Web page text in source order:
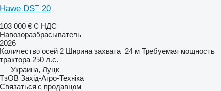
Hawe DST 20
103 000 € С НДС
Навозоразбрасыватель
2026
Количество осей 2 Ширина захвата 24 м Требуемая мощность
трактора 250 л.с.
Украина, Луцк
ТзОВ Захід-Агро-Техніка
Связаться с продавцом